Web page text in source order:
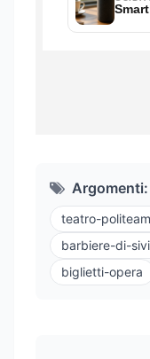
Argomenti:
teatro-
barbiere-di-
biglietti-opera